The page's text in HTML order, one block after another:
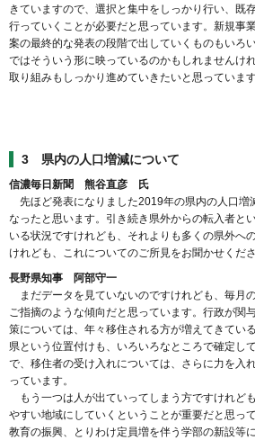
きていますので、選択と集中をしっかり行い、既
行っていくことが必要だと思っています。新規事
案の最終的な発表の段階で出していくものもいろ
ではそういう形に映っているのかもしれませんけ
取り組みもしっかり進めていきたいと思っています
3 県内の人口増減について
信濃毎日新聞 熊谷直彦 氏
先ほど発表になりました2019年の県内の人口増
なったと思います。引き続き県外からの転入者と
いる状況ですけれども、それよりも多くの県外へ
けれども、これについてのご所見をお聞かせくださ
長野県知事 阿部守一
まだデータを見ていないのですけれども、毎月
ご指摘のような傾向だと思っています。行政が関
策については、年々移住される方が増えてきてい
県という位置付けも、いろいろなところで確定し
で、移住者の受け入れについては、さらに力を入
っています。
もう一つは人が出ていってしまう方ですけれど
やすい地域にしていくということが重要だと思っ
教育の振興、とりわけ定員増を伴う学部の新設等